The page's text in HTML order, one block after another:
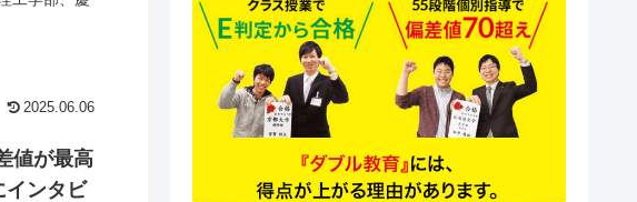
2025.06.06
値が最高
インタビ